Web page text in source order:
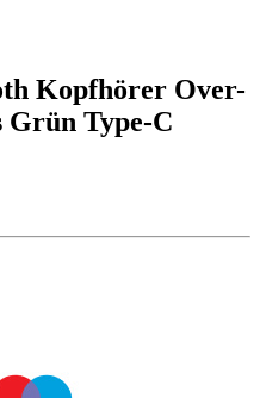
Kopfhörer Over-
Grün Type-C